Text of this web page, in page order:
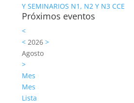
Y SEMINARIOS N1, N2 Y N3 CCE
Próximos eventos
<
<2026 >
Agosto
>
Mes
Mes
Lista